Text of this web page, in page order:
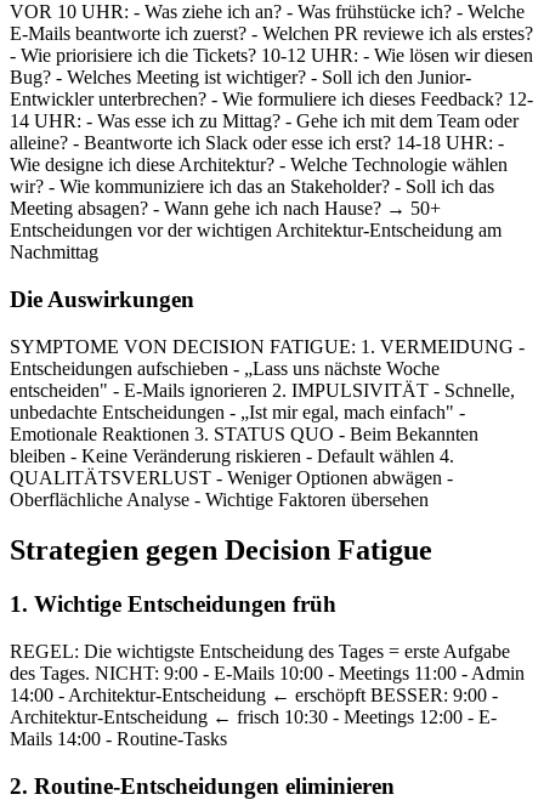
VOR 10 UHR: - Was ziehe ich an? - Was frühstücke ich? - Welche
E-Mails beantworte ich zuerst? - Welchen PR reviewe ich als erstes?
- Wie priorisiere ich die Tickets? 10-12 UHR: - Wie lösen wir diesen
Bug? - Welches Meeting ist wichtiger? - Soll ich den Junior-
Entwickler unterbrechen? - Wie formuliere ich dieses Feedback? 12-
14 UHR: - Was esse ich zu Mittag? - Gehe ich mit dem Team oder
alleine? - Beantworte ich Slack oder esse ich erst? 14-18 UHR: -
Wie designe ich diese Architektur? - Welche Technologie wählen
wir? - Wie kommuniziere ich das an Stakeholder? - Soll ich das
Meeting absagen? - Wann gehe ich nach Hause? → 50+
Entscheidungen vor der wichtigen Architektur-Entscheidung am
Nachmittag
Die Auswirkungen
SYMPTOME VON DECISION FATIGUE: 1. VERMEIDUNG -
Entscheidungen aufschieben - „Lass uns nächste Woche
entscheiden" - E-Mails ignorieren 2. IMPULSIVITÄT - Schnelle,
unbedachte Entscheidungen - „Ist mir egal, mach einfach" -
Emotionale Reaktionen 3. STATUS QUO - Beim Bekannten
bleiben - Keine Veränderung riskieren - Default wählen 4.
QUALITÄTSVERLUST - Weniger Optionen abwägen -
Oberflächliche Analyse - Wichtige Faktoren übersehen
Strategien gegen Decision Fatigue
1. Wichtige Entscheidungen früh
REGEL: Die wichtigste Entscheidung des Tages = erste Aufgabe
des Tages. NICHT: 9:00 - E-Mails 10:00 - Meetings 11:00 - Admin
14:00 - Architektur-Entscheidung ← erschöpft BESSER: 9:00 -
Architektur-Entscheidung ← frisch 10:30 - Meetings 12:00 - E-
Mails 14:00 - Routine-Tasks
2. Routine-Entscheidungen eliminieren